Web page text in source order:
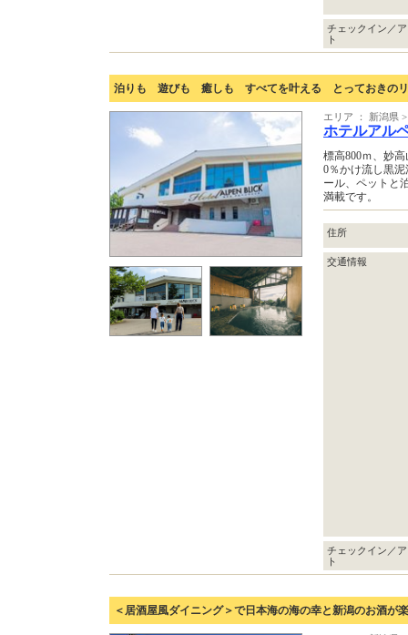
チェックイン／
ト
泊りも 遊びも 癒しも すべてを叶える とっておきのリ
エリア ： 新潟県
ホテルアル
標高800ｍ、妙
0％かけ流し黒
ール、ペットと
満載です。
住所
交通情報
チェックイン／
ト
＜居酒屋風ダイニング＞で日本海の海の幸と新潟のお酒が